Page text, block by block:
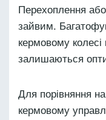
Перехоплення
зайвим.
кермовому колесі
залишаються
Для порівняння
кермовому